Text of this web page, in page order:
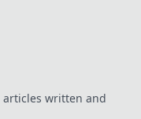
written and